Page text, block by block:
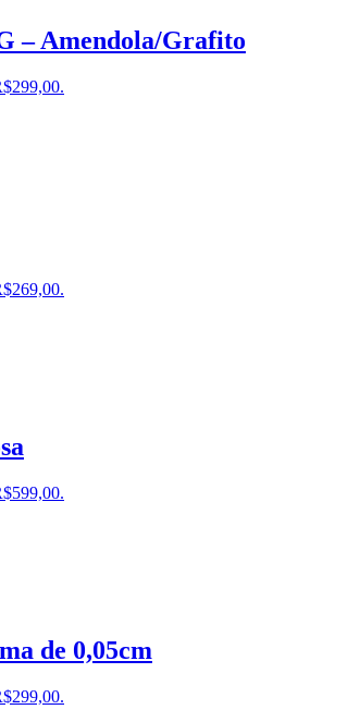
– Amendola/Grafito
de 0,05cm